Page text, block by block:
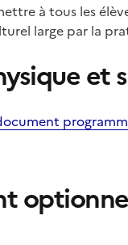
à tous les
large par la